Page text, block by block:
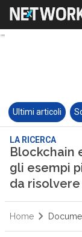
Ultimi articoli
LA RICERCA
Blockchain
gli esempi
da risolvere
Home